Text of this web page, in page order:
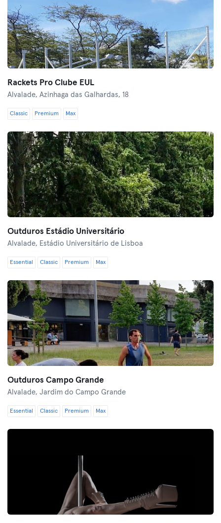
Rackets Pro Clube EUL
Alvalade, Azinhaga das Galhardas, 18
Classic Premium Max
Outduros Estádio Universitário
Alvalade, Estádio Universitário de Lisboa
Essential Classic Premium Max
Outduros Campo Grande
Alvalade, Jardim do Campo Grande
Essential Classic Premium Max